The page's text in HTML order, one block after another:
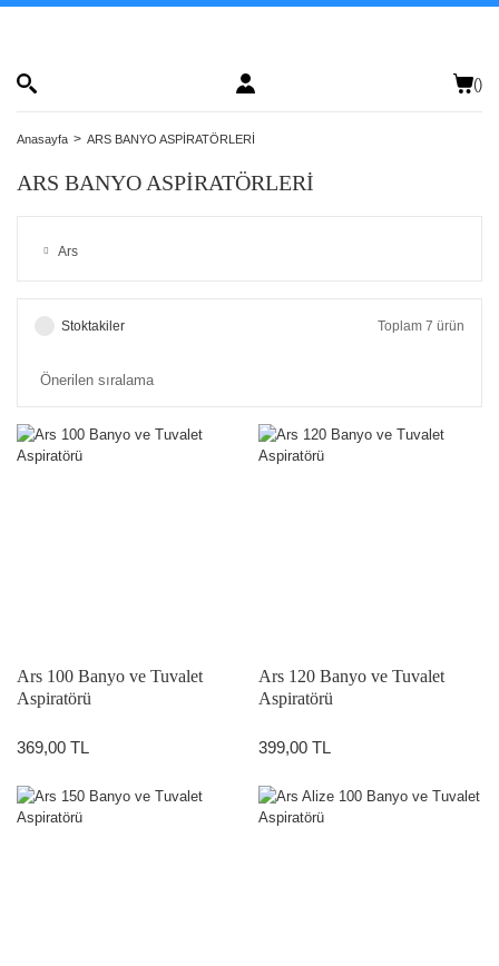
()
Anasayfa ARS BANYO ASPİRATÖRLERİ
ARS BANYO ASPİRATÖRLERİ
Ars
Stoktakiler Toplam 7 ürün
Ars 100 Banyo ve Tuvalet
Aspiratörü
369,00 TL
Ars 120 Banyo ve Tuvalet
Aspiratörü
399,00 TL